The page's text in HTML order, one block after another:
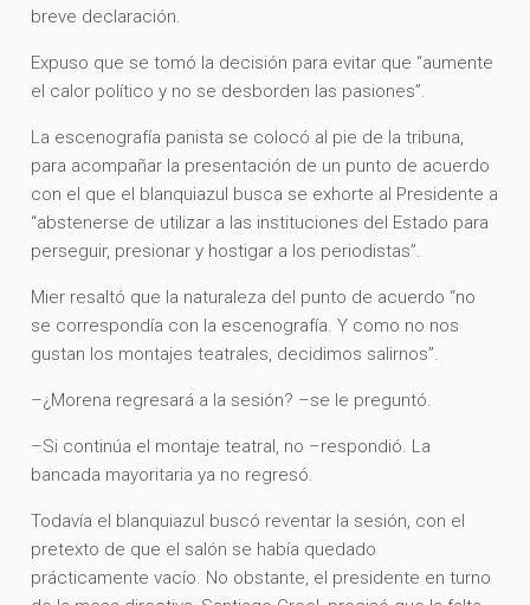
breve declaración.
Expuso que se tomó la decisión para evitar que “aumente
el calor político y no se desborden las ­pasiones”.
La escenografía panista se colocó al pie de la tribuna,
para acompañar la presentación de un punto de acuerdo
con el que el blanquiazul busca se exhorte al Presidente a
“abstenerse de utilizar a las instituciones del Estado para
perseguir, presionar y hostigar a los periodistas”.
Mier resaltó que la naturaleza del punto de acuerdo “no
se correspondía con la escenografía. Y como no nos
gustan los montajes teatrales, decidimos salirnos”.
–¿Morena regresará a la sesión? –se le preguntó.
–Si continúa el montaje teatral, no –respondió. La
bancada mayoritaria ya no regresó.
Todavía el blanquiazul buscó reventar la sesión, con el
pretexto de que el salón se había quedado
prácticamente vacío. No obstante, el presidente en turno